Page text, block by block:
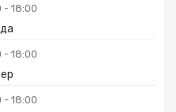
18:00
18:00
18:00